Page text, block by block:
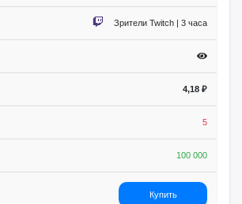
Зрители Twitch | 3 часа
4,18 ₽
5
100 000
Купить